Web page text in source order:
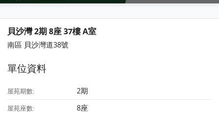
貝沙灣 2期 8座 37樓 A室
南區 貝沙灣道38號
單位資料
屋苑期數: 2期
屋苑座數: 8座